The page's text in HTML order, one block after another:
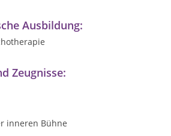
Ausbildung:
Zeugnisse:
inneren Bühne